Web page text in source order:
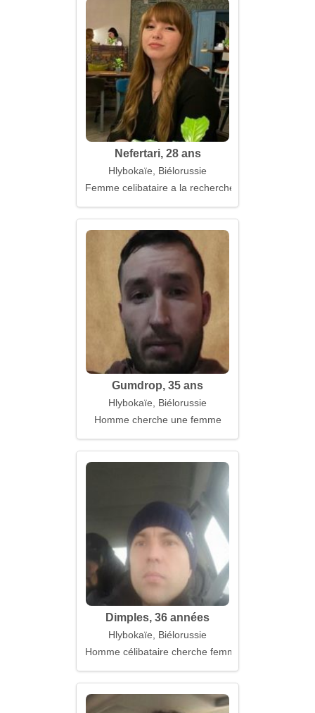
Nefertari, 28 ans
Hlybokaïe, Biélorussie
Femme celibataire a la recherche d'un mari
Gumdrop, 35 ans
Hlybokaïe, Biélorussie
Homme cherche une femme
Dimples, 36 années
Hlybokaïe, Biélorussie
Homme célibataire cherche femme